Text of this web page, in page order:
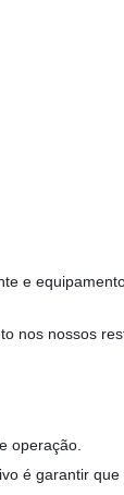
e
nos nossos
operação.
é garantir